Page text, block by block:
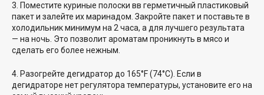
3. Поместите куриные полоски вв герметичный пластиковый
пакет и залейте их маринадом. Закройте пакет и поставьте в
холодильник минимум на 2 часа, а для лучшего результата
— на ночь. Это позволит ароматам проникнуть в мясо и
сделать его более нежным.
4. Разогрейте дегидратор до 165°F (74°C). Если в
дегидраторе нет регулятора температуры, установите его на